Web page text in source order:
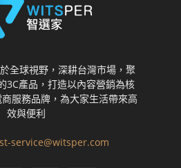
全球視野，深耕台灣市場，聚
3C產品，打造以內容營銷為核
服務品牌，為大家生活帶來高
效與便利
service@witsper.com